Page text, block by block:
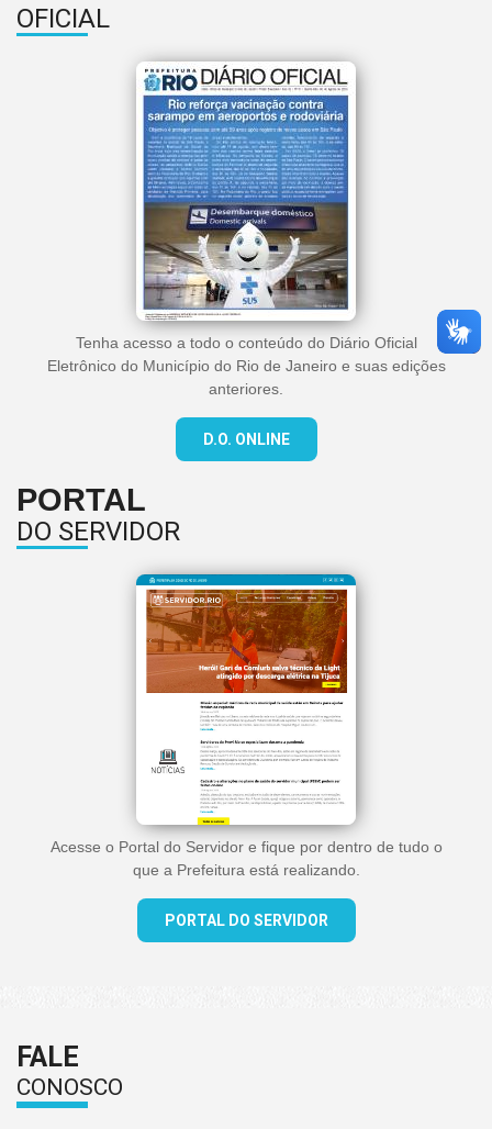
OFICIAL
Tenha acesso a todo o conteúdo do Diário Oficial
Eletrônico do Município do Rio de Janeiro e suas edições
anteriores.
D.O. ONLINE
PORTAL
DO SERVIDOR
Acesse o Portal do Servidor e fique por dentro de tudo o
que a Prefeitura está realizando.
PORTAL DO SERVIDOR
FALE
CONOSCO